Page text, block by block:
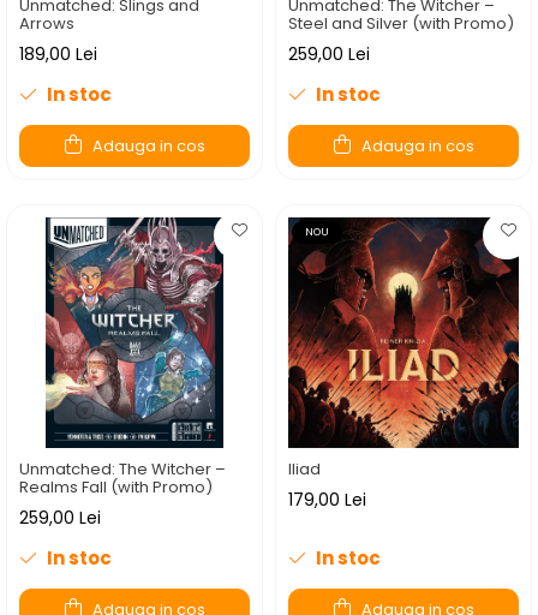
Unmatched: Slings and
Arrows
189,00 Lei
In stoc
Adauga in cos
Unmatched: The Witcher –
Steel and Silver (with Promo)
259,00 Lei
In stoc
Adauga in cos
Unmatched: The Witcher –
Realms Fall (with Promo)
259,00 Lei
In stoc
Adauga in cos
NOU
Iliad
179,00 Lei
In stoc
Adauga in cos